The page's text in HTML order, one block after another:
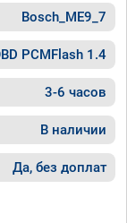
Bosch_ME9_7
PCMFlash 1.4
3-6 часов
В наличии
Да, без доплат